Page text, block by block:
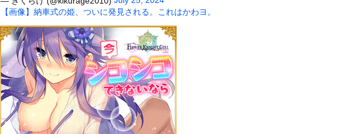
【悲報】味噌ラーメンで行列、出来ない
【中国】男の子が爆竹に点火 マンホールが爆発しふた吹き飛ぶ
【画像】伊藤舞雪とかいうＡＶ女優ｗｗｗｗｗｗｗｗｗｗw
【緊急】肛門にスティックのり入れたけど出てこないの！！
お知らせ
【動画】高速道路を走行中の車からリアガラスが飛んでくる事故(ﾟoﾟ)
【画像】納車式の姫、ついに発見される。これはかわヨ。